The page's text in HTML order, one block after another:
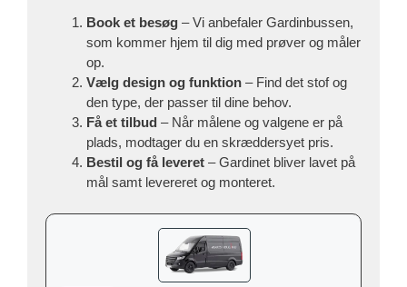
Book et besøg – Vi anbefaler Gardinbussen,
som kommer hjem til dig med prøver og måler
op.
Vælg design og funktion – Find det stof og
den type, der passer til dine behov.
Få et tilbud – Når målene og valgene er på
plads, modtager du en skræddersyet pris.
Bestil og få leveret – Gardinet bliver lavet på
mål samt levereret og monteret.